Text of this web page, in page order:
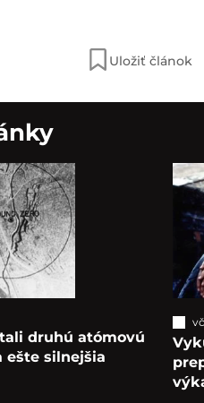
pivo. Odborník radí,
rozoznať a čo si…Uložiť článok
druhú atómovú
ešte silnejšia